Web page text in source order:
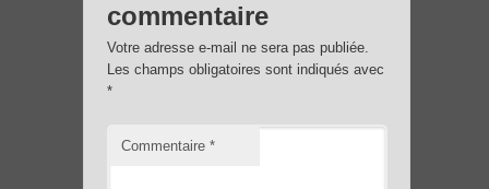
commentaire
Votre adresse e-mail ne sera pas publiée.
Les champs obligatoires sont indiqués avec
*
Commentaire *